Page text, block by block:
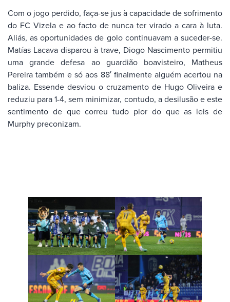
Com o jogo perdido, faça-se jus à capacidade de sofrimento
do FC Vizela e ao facto de nunca ter virado a cara à luta.
Aliás, as oportunidades de golo continuavam a suceder-se.
Matías Lacava disparou à trave, Diogo Nascimento permitiu
uma grande defesa ao guardião boavisteiro, Matheus
Pereira também e só aos 88′ finalmente alguém acertou na
baliza. Essende desviou o cruzamento de Hugo Oliveira e
reduziu para 1-4, sem minimizar, contudo, a desilusão e este
sentimento de que correu tudo pior do que as leis de
Murphy preconizam.